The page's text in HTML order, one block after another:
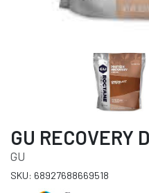
GU RECOVERY
GU
SKU: 68927688669518